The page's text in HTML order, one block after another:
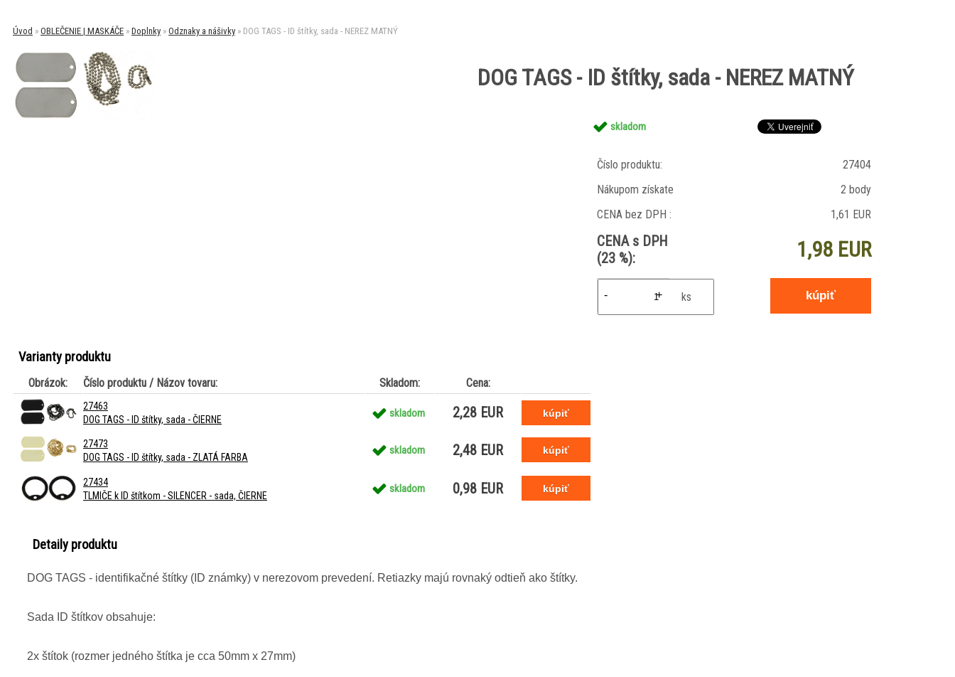
Úvod » OBLEČENIE | MASKÁČE » Doplnky » Odznaky a nášivky » DOG TAGS - ID štítky, sada - NEREZ MATNÝ
DOG TAGS - ID štítky, sada - NEREZ MATNÝ
skladom
Číslo produktu:
27404
Nákupom získate
2 body
CENA bez DPH :
1,61 EUR
CENA s DPH
(23 %):
1,98 EUR
- + ks
Varianty produktu
Obrázok: Číslo produktu / Názov tovaru: Skladom: Cena:
27463
DOG TAGS - ID štítky, sada - ČIERNE
skladom 2,28 EUR
27473
DOG TAGS - ID štítky, sada - ZLATÁ FARBA
skladom 2,48 EUR
27434
TLMIČE k ID štítkom - SILENCER - sada, ČIERNE
skladom 0,98 EUR
Detaily produktu
DOG TAGS - identifikačné štítky (ID známky) v nerezovom prevedení. Retiazky majú rovnaký odtieň ako štítky.
Sada ID štítkov obsahuje:
2x štítok (rozmer jedného štítka je cca 50mm x 27mm)